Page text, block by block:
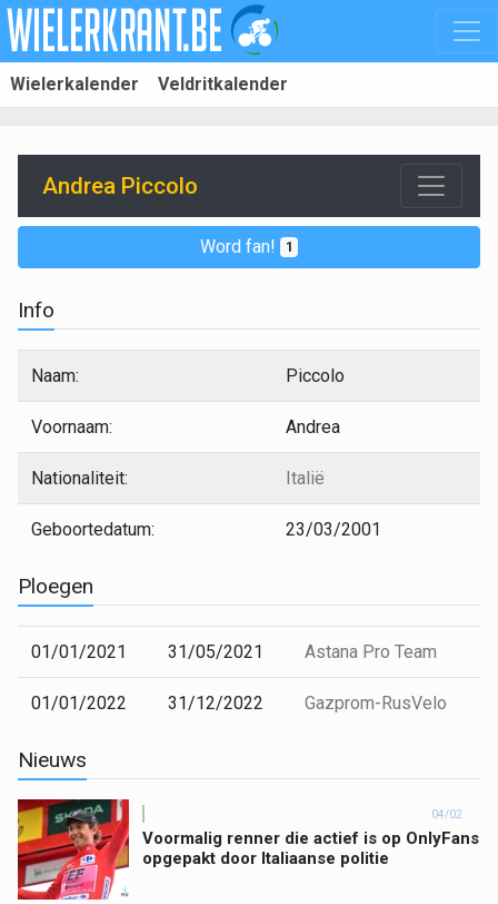
Wielerkalender Veldritkalender
Andrea Piccolo
Word fan! 1
Info
Naam: Piccolo
Voornaam: Andrea
Nationaliteit: Italië
Geboortedatum: 23/03/2001
Ploegen
01/01/2021 31/05/2021 Astana Pro Team
01/01/2022 31/12/2022 Gazprom-RusVelo
Nieuws
04/02
Voormalig renner die actief is op OnlyFans
opgepakt door Italiaanse politie